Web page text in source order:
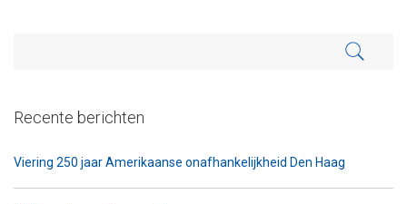
Recente berichten
Viering 250 jaar Amerikaanse onafhankelijkheid Den Haag